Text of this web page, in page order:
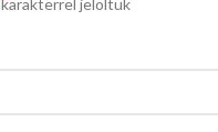
karakterrel jelöltük